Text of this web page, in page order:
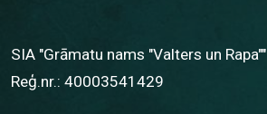
SIA "Grāmatu nams "Valters un Rapa""
Reģ.nr.: 40003541429